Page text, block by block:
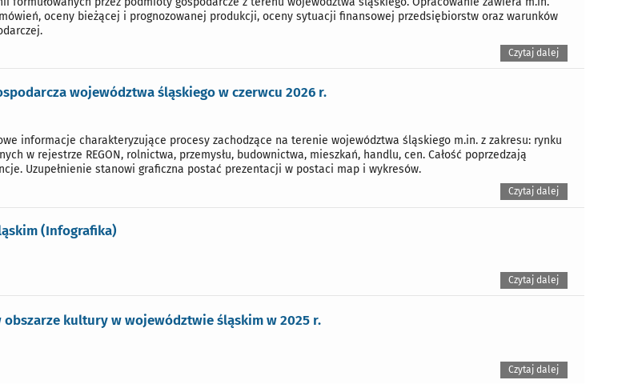
oceny bieżącej i prognozowanej produkcji, oceny sytuacji finansowej przedsiębiorstw oraz warunków
Czytaj dalej
województwa śląskiego w czerwcu 2026 r.
informacje charakteryzujące procesy zachodzące na terenie województwa śląskiego m.in. z zakresu: rynku
w rejestrze REGON, rolnictwa, przemysłu, budownictwa, mieszkań, handlu, cen. Całość poprzedzają
Uzupełnienie stanowi graficzna postać prezentacji w postaci map i wykresów.
Czytaj dalej
(Infografika)
Czytaj dalej
obszarze kultury w województwie śląskim w 2025 r.
Czytaj dalej